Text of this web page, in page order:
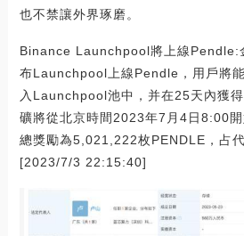
也不禁讓外界琢磨。
Binance Launchpool將上線Pendle:
布Launchpool上線Pendle，用戶將
入Launchpool池中，并在25天內獲
礦將從北京時間2023年7月4日8:00
總獎勵為5,021,222枚PENDLE，占代
[2023/7/3 22:15:40]